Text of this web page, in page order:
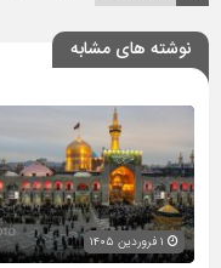
نوشته های مشابه